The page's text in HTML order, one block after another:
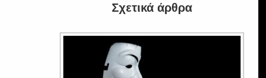
Σχετικά άρθρα